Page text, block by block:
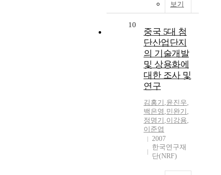
보기
10
중국 5대 첨
단산업단지
의 기술개발
및 상용화에
대한 조사 및
연구
김홍기 ,윤진우,
백은영 ,민완기 ,
정명기 ,이강용,
이준엽
2007
한국연구재
단(NRF)